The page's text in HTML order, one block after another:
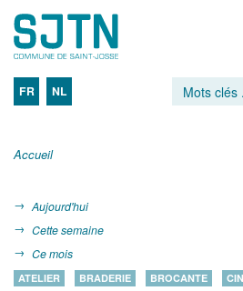
FR NL
Accueil
Aujourd'hui
Cette semaine
Ce mois
ATELIER BRADERIE BROCANTE